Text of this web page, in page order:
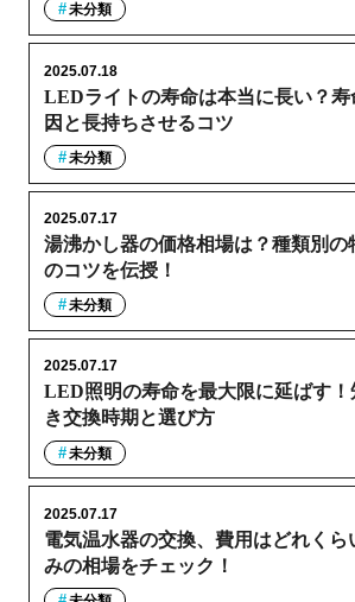
未分類
LEDライトの寿命は本当に長い？寿
因と長持ちさせるコツ
2025.07.18
未分類
湯沸かし器の価格相場は？種類別の
のコツを伝授！
2025.07.17
未分類
LED照明の寿命を最大限に延ばす！
き交換時期と選び方
2025.07.17
未分類
電気温水器の交換、費用はどれくら
みの相場をチェック！
2025.07.17